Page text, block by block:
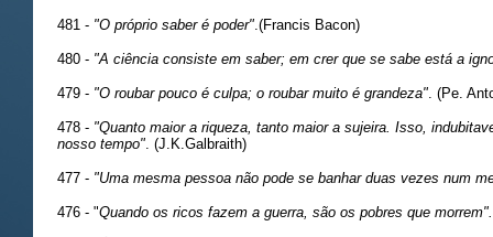
481 - "O próprio saber é poder" .(Francis Bacon)
480 - "A ciência consiste em saber; em crer que se sabe está a
479 - "O roubar pouco é culpa; o roubar muito é grandeza" . (Pe.
478 - "Quanto maior a riqueza, tanto maior a sujeira. Isso,
nosso tempo" . (J.K.Galbraith)
477 - "Uma mesma pessoa não pode se banhar duas vezes num
476 - "Quando os ricos fazem a guerra, são os pobres que morrem".